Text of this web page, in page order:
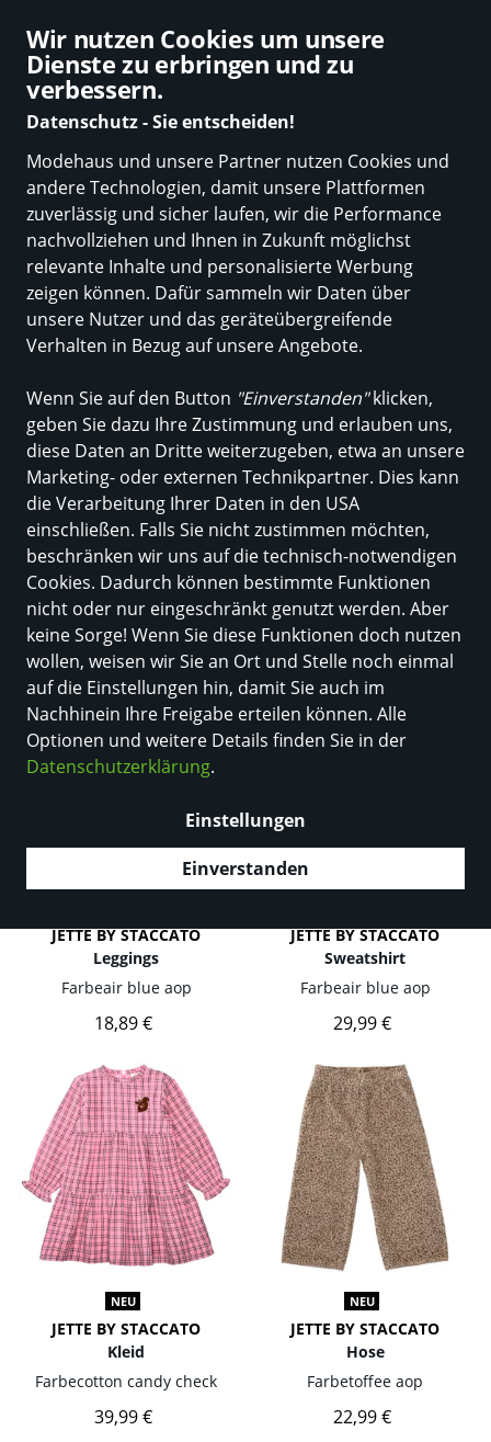
Wir nutzen Cookies um unsere
Dienste zu erbringen und zu
verbessern.
Datenschutz - Sie entscheiden!
Modehaus und unsere Partner nutzen Cookies und
andere Technologien, damit unsere Plattformen
zuverlässig und sicher laufen, wir die Performance
nachvollziehen und Ihnen in Zukunft möglichst
relevante Inhalte und personalisierte Werbung
zeigen können. Dafür sammeln wir Daten über
unsere Nutzer und das geräteübergreifende
Verhalten in Bezug auf unsere Angebote.
Wenn Sie auf den Button "Einverstanden"klicken,
geben Sie dazu Ihre Zustimmung und erlauben uns,
diese Daten an Dritte weiterzugeben, etwa an unsere
Marketing- oder externen Technikpartner. Dies kann
die Verarbeitung Ihrer Daten in den USA
einschließen. Falls Sie nicht zustimmen möchten,
beschränken wir uns auf die technisch-notwendigen
Cookies. Dadurch können bestimmte Funktionen
nicht oder nur eingeschränkt genutzt werden. Aber
keine Sorge! Wenn Sie diese Funktionen doch nutzen
wollen, weisen wir Sie an Ort und Stelle noch einmal
auf die Einstellungen hin, damit Sie auch im
Nachhinein Ihre Freigabe erteilen können. Alle
Optionen und weitere Details finden Sie in der
Datenschutzerklärung.
Einstellungen
Einverstanden
Neuheiten Marken Damen Herren Trend-Tipp Kinder
TRENDY KINDERMODE VON
JETTE BY STACCATO
ALLE FILTER
Größe Farbe
153 Produkte
JETTE BY STACCATO
Leggings
Farbeair blue aop
18,89 €
JETTE BY STACCATO
Sweatshirt
Farbeair blue aop
29,99 €
NEU
JETTE BY STACCATO
Kleid
Farbecotton candy check
39,99 €
NEU
JETTE BY STACCATO
Hose
Farbetoffee aop
22,99 €